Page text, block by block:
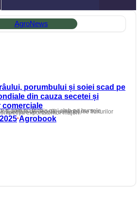
AgroNews
porumbului și soiei scad pe
din cauza secetei și
internaționale, influențate de secetă, schimbările fluxurilor comerciale și competiția exportatorilor majori.
•Agrobook